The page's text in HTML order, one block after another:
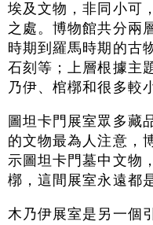
埃及文物，非同小可
之處。博物館共分兩
時期到羅馬時期的古
石刻等；上層根據主
乃伊、棺槨和很多較
圖坦卡門展室眾多藏
的文物最為人注意，
示圖坦卡門墓中文物
槨，這間展室永遠都
木乃伊展室是另一個